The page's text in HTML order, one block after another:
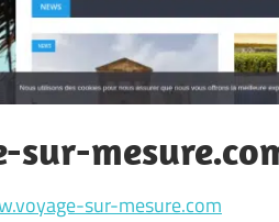
sur-
sur-mesure.com